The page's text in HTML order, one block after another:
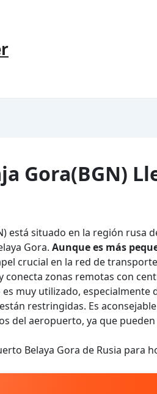
Gora(BGN)
está situado en la región rusa
Gora. Aunque es más
crucial en la red de
conecta zonas remotas con
muy utilizado, especialmente
restringidas. Es
del aeropuerto, ya que
Belaya Gora de Rusia para